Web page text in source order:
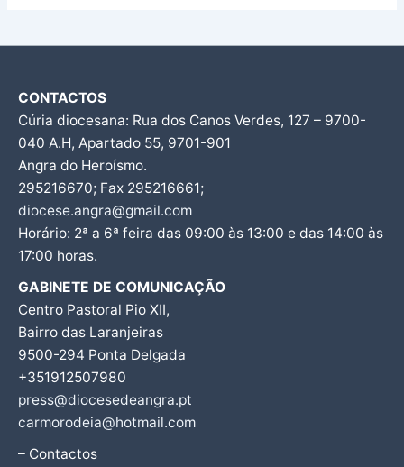
CONTACTOS
Cúria diocesana: Rua dos Canos Verdes, 127 – 9700-
040 A.H, Apartado 55, 9701-901
Angra do Heroísmo.
295216670; Fax 295216661;
diocese.angra@gmail.com
Horário: 2ª a 6ª feira das 09:00 às 13:00 e das 14:00 às
17:00 horas.
GABINETE DE COMUNICAÇÃO
Centro Pastoral Pio XII,
Bairro das Laranjeiras
9500-294 Ponta Delgada
+351912507980
press@diocesedeangra.pt
carmorodeia@hotmail.com
– Contactos